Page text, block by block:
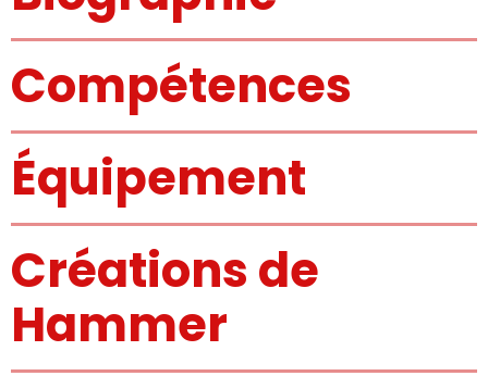
Compétences
Équipement
Créations de
Hammer